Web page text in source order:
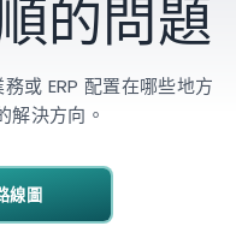
的問題
或 ERP 配置在哪些地方
解決方向。
線圖